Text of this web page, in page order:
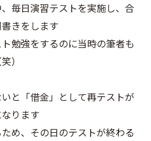
毎日演習テストを実施し、合
きをします
勉強をするのに当時の筆者も
）
と「借金」として再テストが
ります
め、その日のテストが終わる